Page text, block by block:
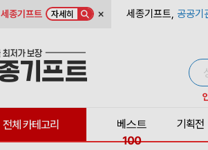
세종기프트 자세히 × 세종기프트, 공공기
전체 카테고리
베스트
100
기획전